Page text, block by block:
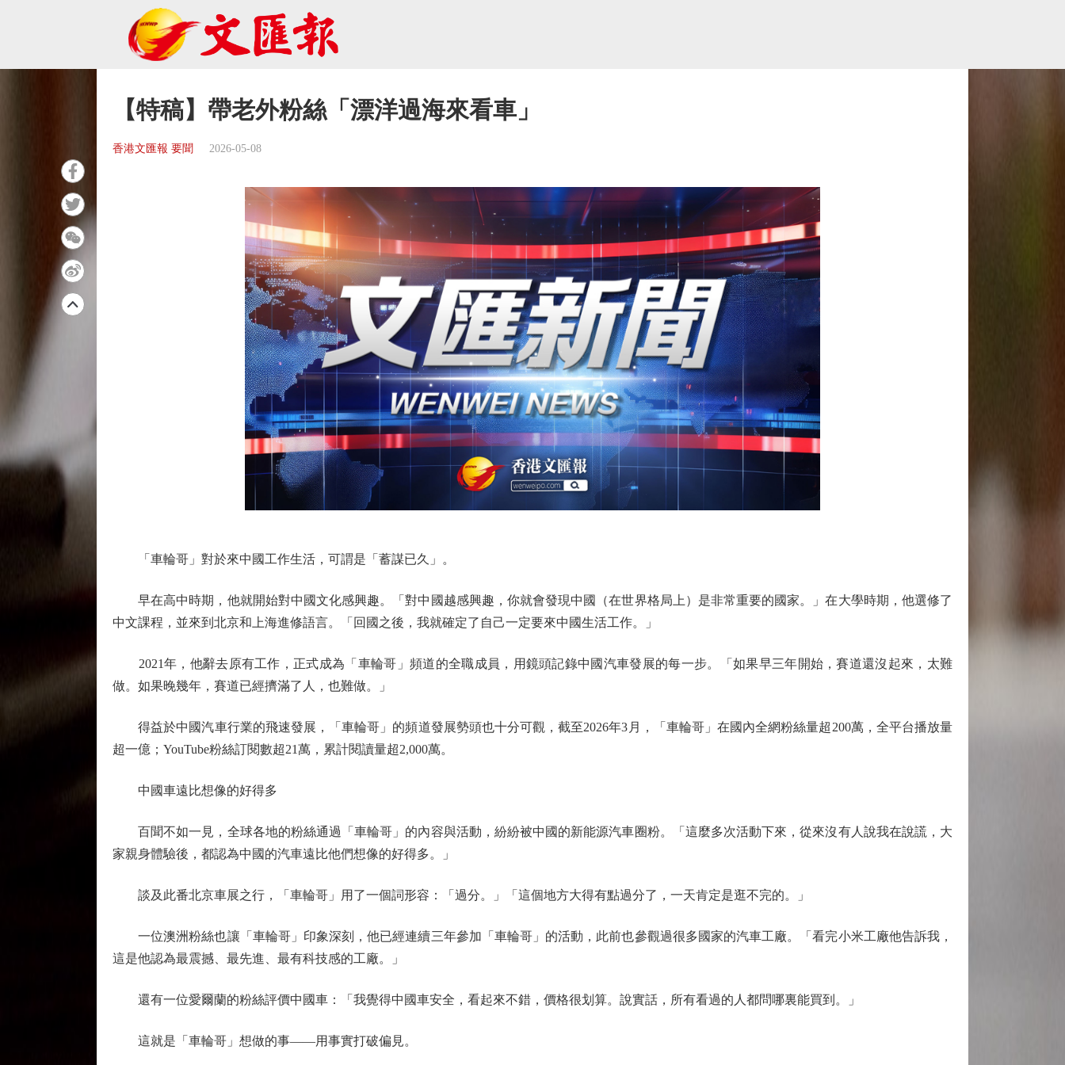
【特稿】帶老外粉絲「漂洋過海來看車」
香港文匯報 要聞 2026-05-08
「車輪哥」對於來中國工作生活，可謂是「蓄謀已久」。
早在高中時期，他就開始對中國文化感興趣。「對中國越感興趣，你就會發現中國（在世界格局上）是非常重要的國家。」在大學時期，他選修了
中文課程，並來到北京和上海進修語言。「回國之後，我就確定了自己一定要來中國生活工作。」
2021年，他辭去原有工作，正式成為「車輪哥」頻道的全職成員，用鏡頭記錄中國汽車發展的每一步。「如果早三年開始，賽道還沒起來，太難
做。如果晚幾年，賽道已經擠滿了人，也難做。」
得益於中國汽車行業的飛速發展，「車輪哥」的頻道發展勢頭也十分可觀，截至2026年3月，「車輪哥」在國內全網粉絲量超200萬，全平台播放量
超一億；YouTube粉絲訂閱數超21萬，累計閱讀量超2,000萬。
中國車遠比想像的好得多
百聞不如一見，全球各地的粉絲通過「車輪哥」的內容與活動，紛紛被中國的新能源汽車圈粉。「這麼多次活動下來，從來沒有人說我在說謊，大
家親身體驗後，都認為中國的汽車遠比他們想像的好得多。」
談及此番北京車展之行，「車輪哥」用了一個詞形容：「過分。」「這個地方大得有點過分了，一天肯定是逛不完的。」
一位澳洲粉絲也讓「車輪哥」印象深刻，他已經連續三年參加「車輪哥」的活動，此前也參觀過很多國家的汽車工廠。「看完小米工廠他告訴我，
這是他認為最震撼、最先進、最有科技感的工廠。」
還有一位愛爾蘭的粉絲評價中國車：「我覺得中國車安全，看起來不錯，價格很划算。說實話，所有看過的人都問哪裏能買到。」
這就是「車輪哥」想做的事——用事實打破偏見。